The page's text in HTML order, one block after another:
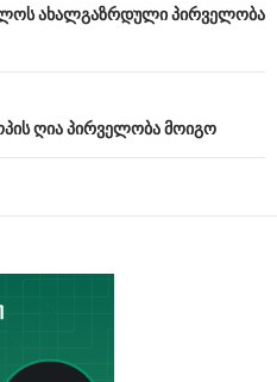
ახალგაზრდული პირველობა
ღია პირველობა მოიგო